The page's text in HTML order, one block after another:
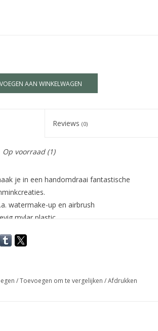
AAN WINKELWAGEN
Reviews (0)
Op voorraad(1)
je in een handomdraai fantastische
watermake-up en airbrush
mylar plastic
/Toevoegen om te vergelijken /Afdrukken